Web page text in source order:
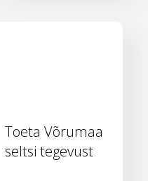
Toeta Võrumaa
seltsi tegevust